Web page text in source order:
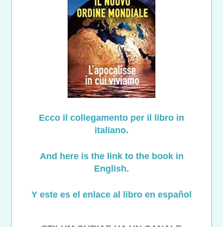
Ecco il collegamento per il libro in
italiano.
And here is the link to the book in
English.
Y este es el enlace al libro en español